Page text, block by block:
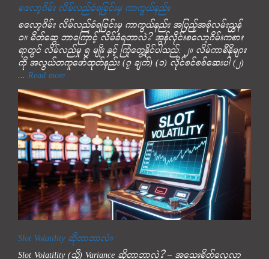
စလော့ဂိမ်း လိမ်လည်ခံရခြင်းမှ ကာကွယ်နည်း
စလော့ဂိမ်း လိမ်လည်ခံရခြင်းမှ ကာကွယ်နည်း အပြည့်အစုံလမ်းညွှန်
၁။ မိတ်ဆွေ ဘာကြောင့် လိမ်ခံရတာလဲ? အွန်လိုင်းစလော့ဂိမ်းကစား
ရာတွင် လိမ်လည်မှု ၅ မျိုး နှင့် ကြုံတွေ့နိုင်ပါသည်: ၂။ လိမ်ကာစီနိုများ
ကို အလွယ်တကူဖော်ထုတ်နည်း (၇ ချက်) (၁) လိုင်စင်စစ်ဆေးပါ (၂)
... Read more
Slot Volatility ဆိုတာဘာလဲ။